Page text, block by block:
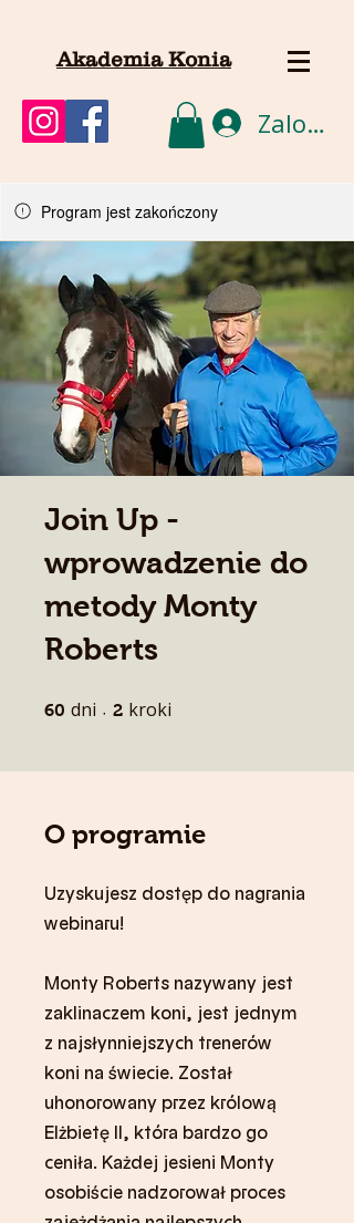
Akademia Konia
Zaloguj
Program jest zakończony
Join Up -
wprowadzenie do
metody Monty
Roberts
60 dni 60 dni
2 kroki
O programie
Uzyskujesz dostęp do nagrania
webinaru!
Monty Roberts nazywany jest
zaklinaczem koni, jest jednym
z najsłynniejszych trenerów
koni na świecie. Został
uhonorowany przez królową
Elżbietę II, która bardzo go
ceniła. Każdej jesieni Monty
osobiście nadzorował proces